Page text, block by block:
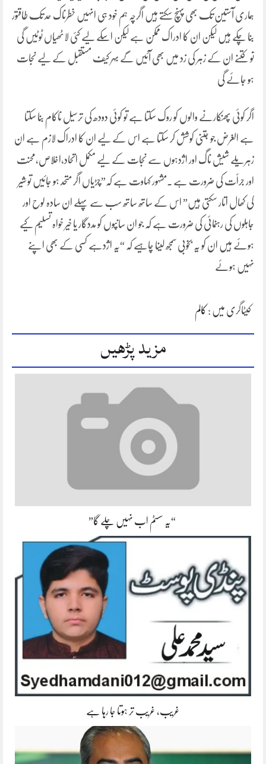
ہماری آستین تک بھی پہنچ سکتے ہیں اگرچہ ہم خود ہی انہیں خطرناک حد تک طاقتور
بنا چکے ہیں لیکن ان کا ادراک ممکن ہے لیکن اسکے لیے کئی لاٹھیاں ٹوٹیں گی
تو کتنے ان کے زہر کی زد میں بھی آئیں گے بہر کیف مستقبل کے لیے نجات
ہو جائے گی
اگر کوئی پھنکارنے والوں کو روک سکتا ہے تو کوئی دودھ کی ترسیل ناکام بنا سکتا
ہے الغرض جو جتنی کوشش کر سکتا ہے اس کے لیے ان کا ادراک لازم ہے ان
زہریلے شیش ناگ اور اژدہوں سے نجات کے لیے مکمل اتحاد،اخلاص،محنت
اور جرأت کی ضرورت ہے ۔مشہور کہاوت ہے کہ”چڑیاں اگر متحد ہو جائیں تو شیر
کی کھال اتار سکتی ہیں” اس کے ساتھ ساتھ سب سے پہلے ان سادہ لوح اور
جاہلوں کی رہنمائی کی ضرورت ہے کہ جو ان سانپوں کو مددگار یا خیر خواہ تسلیم کیے
ہوئے ہیں ان کو یہ بخوبی سمجھ لینا چاہیے کہ “یہ اژدہے کسی کے بھی اپنے
نہیں ہوئے
کیٹاگری میں : کالم
مزید پڑھیں
“یہ سسٹم اب نہیں چلے گا”
غریب، غریب تر ہوتا جا رہا ہے